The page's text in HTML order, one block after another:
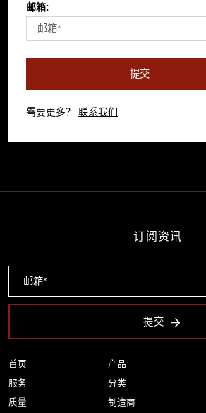
邮箱:
提交
需要更多？ 联系我们
首页
服务
质量
产品
分类
制造商
订阅资讯
提交